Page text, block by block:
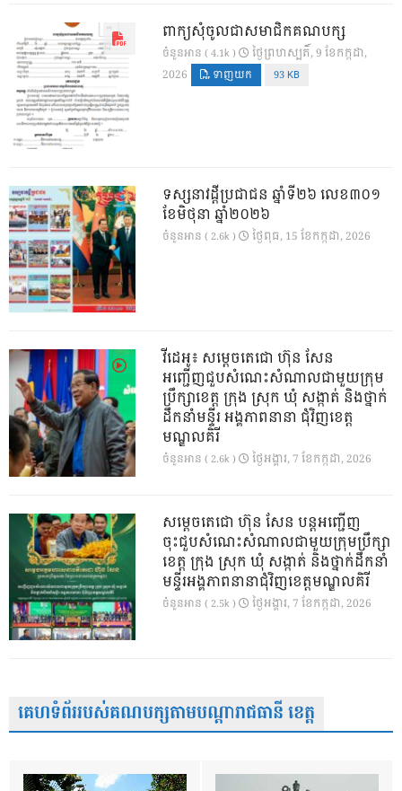
ពាក្យសុំចូលជាសមាជិកគណបក្ស
ចំនួនអាន ( 4.1k )
ថ្ងៃ​ព្រហស្បតិ៍, 9 ខែ​កក្កដា,
2026
ទាញយក 93 KB
ទស្សនាវដ្ដីប្រជាជន ឆ្នាំទី២៦ លេខ៣០១
ខែមិថុនា ឆ្នាំ២០២៦
ចំនួនអាន ( 2.6k ) ថ្ងៃ​ពុធ, 15 ខែ​កក្កដា, 2026
វីដេអូ៖ សម្តេចតេជោ ហ៊ុន សែន
អញ្ជើញជួបសំណេះសំណាលជាមួយក្រុម
ប្រឹក្សាខេត្ត ក្រុង ស្រុក ឃុំ សង្កាត់ និងថ្នាក់
ដឹកនាំមន្ទីរ អង្គភាពនានា ជុំវិញខេត្ត
មណ្ឌលគិរី
ចំនួនអាន ( 2.6k ) ថ្ងៃ​អង្គារ, 7 ខែ​កក្កដា, 2026
សម្តេចតេជោ ហ៊ុន សែន បន្តអញ្ជើញ
ចុះជួបសំណេះសំណាលជាមួយក្រុមប្រឹក្សា
ខេត្ត ក្រុង ស្រុក ឃុំ សង្កាត់ និងថ្នាក់ដឹកនាំ
មន្ទីរអង្គភាពនានាជុំវិញខេត្តមណ្ឌលគិរី
ចំនួនអាន ( 2.5k ) ថ្ងៃ​អង្គារ, 7 ខែ​កក្កដា, 2026
គេហទំព័ររបស់គណបក្សតាមបណ្តារាជធានី ខេត្ត